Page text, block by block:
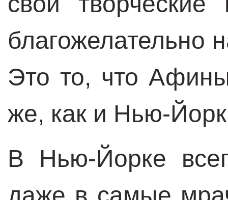
благожелательно
Это то, что
же, как и Нью-
В Нью-Йорке